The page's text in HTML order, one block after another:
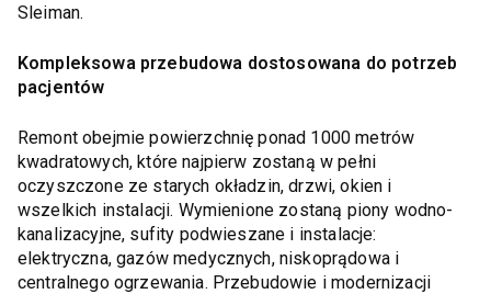
Sleiman.
Kompleksowa przebudowa dostosowana do potrzeb
pacjentów
Remont obejmie powierzchnię ponad 1000 metrów
kwadratowych, które najpierw zostaną w pełni
oczyszczone ze starych okładzin, drzwi, okien i
wszelkich instalacji. Wymienione zostaną piony wodno-
kanalizacyjne, sufity podwieszane i instalacje:
elektryczna, gazów medycznych, niskoprądowa i
centralnego ogrzewania. Przebudowie i modernizacji